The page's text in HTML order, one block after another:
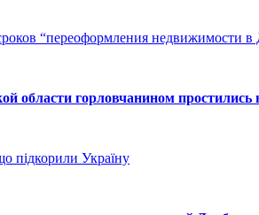
“переоформления недвижимости
области горловчанином
підкорили Україну